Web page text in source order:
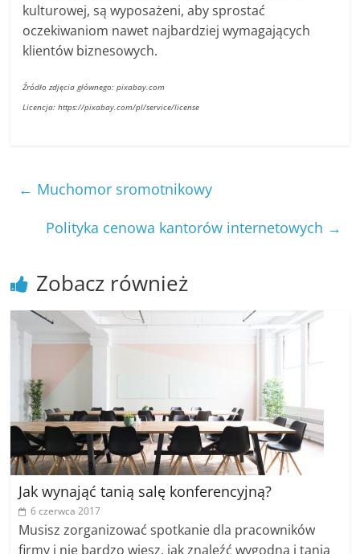
kulturowej, są wyposażeni, aby sprostać
oczekiwaniom nawet najbardziej wymagających
klientów biznesowych.
Źródło zdjęcia głównego: pixabay.com
Licencja: https://pixabay.com/pl/service/license
← Muchomor sromotnikowy
Polityka cenowa kantorów internetowych →
Zobacz również
Jak wynająć tanią salę konferencyjną?
6 czerwca 2017
Musisz zorganizować spotkanie dla pracowników
firmy i nie bardzo wiesz, jak znaleźć wygodną i tanią